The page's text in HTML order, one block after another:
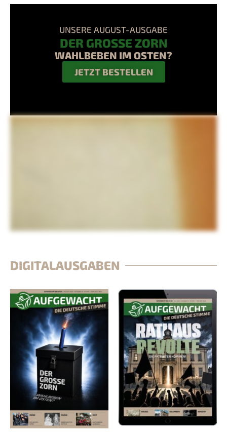
UNSERE AUGUST-AUSGABE
DER GROSSE ZORN
WAHLBEBEN IM OSTEN?
JETZT BESTELLEN
DIGITALAUSGABEN